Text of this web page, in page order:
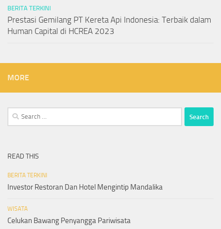
BERITA TERKINI
Prestasi Gemilang PT Kereta Api Indonesia: Terbaik dalam
Human Capital di HCREA 2023
MORE
Search
for:
READ THIS
BERITA TERKINI
Investor Restoran Dan Hotel Mengintip Mandalika
WISATA
Celukan Bawang Penyangga Pariwisata